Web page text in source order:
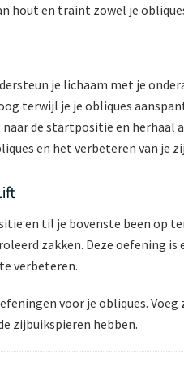
hout en traint zowel je
je lichaam met je
terwijl je je obliques
de startpositie en herhaal
en het verbeteren van je
en til je bovenste been op
zakken. Deze oefening
verbeteren.
voor je obliques.
zijbuikspieren hebben.